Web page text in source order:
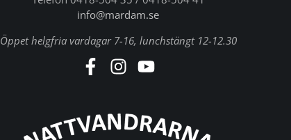
info@mardam.se
Öppet helgfria vardagar 7-16, lunchstängt 12-12.30